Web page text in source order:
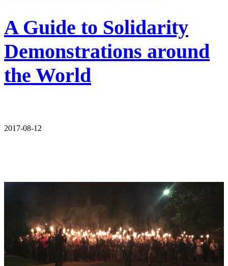
A Guide to Solidarity
Demonstrations around
the World
2017-08-12